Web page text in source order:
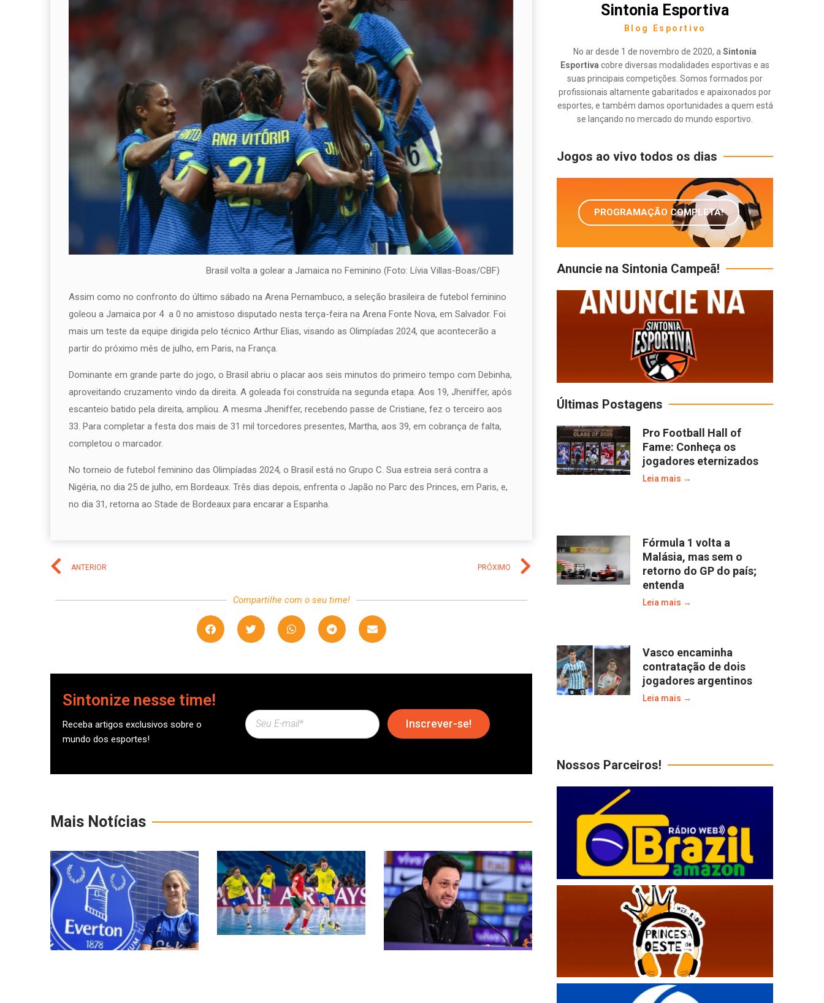
Brasil volta a golear a Jamaica no Feminino (Foto: Lívia Villas-Boas/CBF)
Assim como no confronto do último sábado na Arena Pernambuco, a seleção brasileira de futebol feminino
goleou a Jamaica por 4 a 0 no amistoso disputado nesta terça-feira na Arena Fonte Nova, em Salvador. Foi
mais um teste da equipe dirigida pelo técnico Arthur Elias, visando as Olimpíadas 2024, que acontecerão a
partir do próximo mês de julho, em Paris, na França.
Dominante em grande parte do jogo, o Brasil abriu o placar aos seis minutos do primeiro tempo com Debinha,
aproveitando cruzamento vindo da direita. A goleada foi construída na segunda etapa. Aos 19, Jheniffer, após
escanteio batido pela direita, ampliou. A mesma Jheniffer, recebendo passe de Cristiane, fez o terceiro aos
33. Para completar a festa dos mais de 31 mil torcedores presentes, Martha, aos 39, em cobrança de falta,
completou o marcador.
No torneio de futebol feminino das Olimpíadas 2024, o Brasil está no Grupo C. Sua estreia será contra a
Nigéria, no dia 25 de julho, em Bordeaux. Três dias depois, enfrenta o Japão no Parc des Princes, em Paris, e,
no dia 31, retorna ao Stade de Bordeaux para encarar a Espanha.
ANTERIOR PRÓXIMO
Compartilhe com o seu time!
Sintonize nesse time!
Receba artigos exclusivos sobre o
mundo dos esportes!
Inscrever-se!
Mais Notícias
Sintonia Esportiva
Blog Esportivo
No ar desde 1 de novembro de 2020, aSintonia
Esportiva cobre diversas modalidades esportivas e as
suas principais competições. Somos formados por
profissionais altamente gabaritados e apaixonados por
esportes, e também damos oportunidades a quem está
se lançando no mercado do mundo esportivo.
Jogos ao vivo todos os dias
PROGRAMAÇÃO COMPLETA!
Anuncie na Sintonia Campeã!
Últimas Postagens
Pro Football Hall of
Fame: Conheça os
jogadores eternizados
Leia mais →
Fórmula 1 volta a
Malásia, mas sem o
retorno do GP do país;
entenda
Leia mais →
Vasco encaminha
contratação de dois
jogadores argentinos
Leia mais →
Nossos Parceiros!